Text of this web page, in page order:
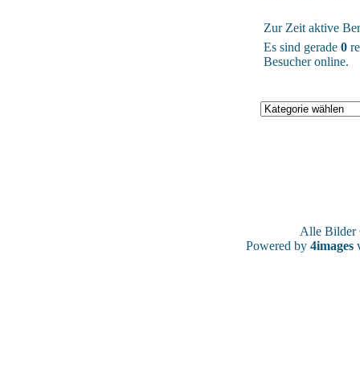
Zur Zeit aktive
Es sind gerade 0
Besucher online.
Alle
Powered by 4images